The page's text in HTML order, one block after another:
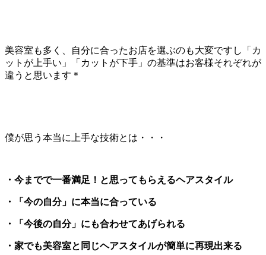
美容室も多く、自分に合ったお店を選ぶのも大変ですし「カ
ットが上手い」「カットが下手」の基準はお客様それぞれが
違うと思います＊
僕が思う本当に上手な技術とは・・・
・今までで一番満足！と思ってもらえるヘアスタイル
・「今の自分」に本当に合っている
・「今後の自分」にも合わせてあげられる
・家でも美容室と同じヘアスタイルが簡単に再現出来る